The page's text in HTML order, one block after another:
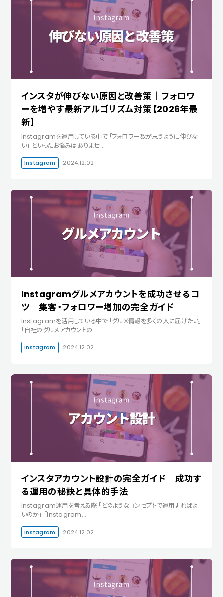
インスタが伸びない原因と改善策｜フォロワ
ーを増やす最新アルゴリズム対策【2026年最
新】
Instagramを運用している中で 「フォロワー数が思うように伸びな
い」 といったお悩みはありませ…
Instagram 2024.12.02
Instagramグルメアカウントを成功させるコ
ツ｜集客・フォロワー増加の完全ガイド
Instagramを活用している中で 「グルメ情報を多くの人に届けたい」
「自社のグルメアカウントの…
Instagram 2024.12.02
インスタアカウント設計の完全ガイド｜成功す
る運用の秘訣と具体的手法
Instagram運用を考える際 「どのようなコンセプトで運用すればよ
いのか」 「Instagram…
Instagram 2024.12.02